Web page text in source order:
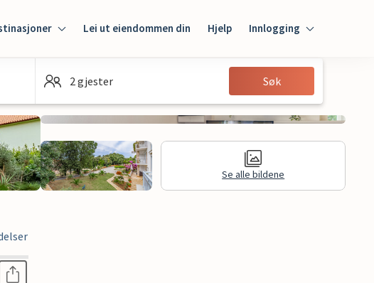
Lei ut eiendommen din Hjelp Innlogging
Innlogging
Gjest
2 gjester Søk
Se alle bildene